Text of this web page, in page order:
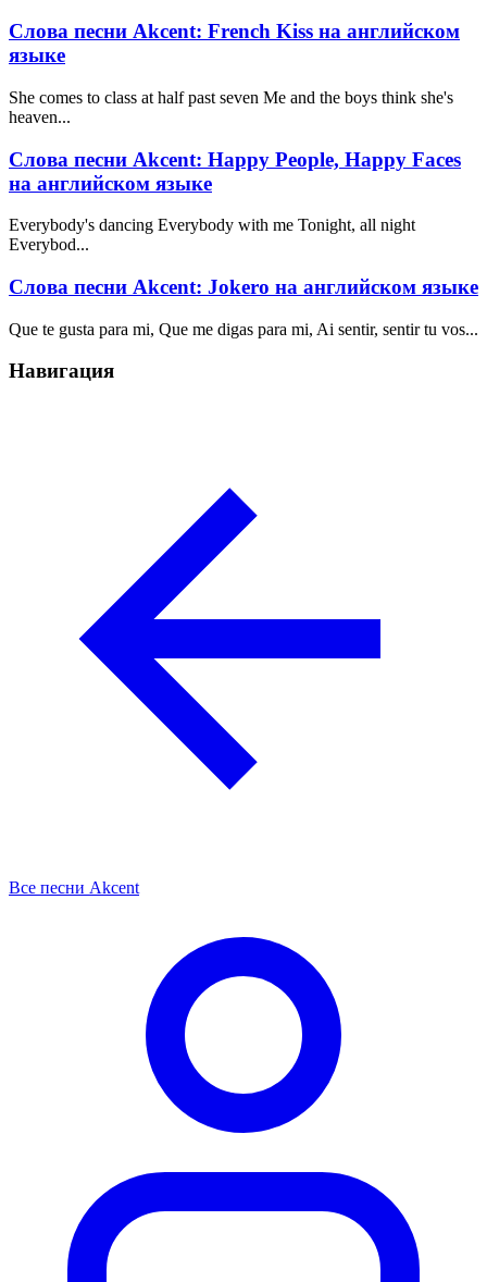
Слова песни Akcent: French Kiss на английском
языке
She comes to class at half past seven Me and the boys think she's
heaven...
Слова песни Akcent: Happy People, Happy Faces
на английском языке
Everybody's dancing Everybody with me Tonight, all night
Everybod...
Слова песни Akcent: Jokero на английском языке
Que te gusta para mi, Que me digas para mi, Ai sentir, sentir tu vos...
Навигация
Все песни Akcent